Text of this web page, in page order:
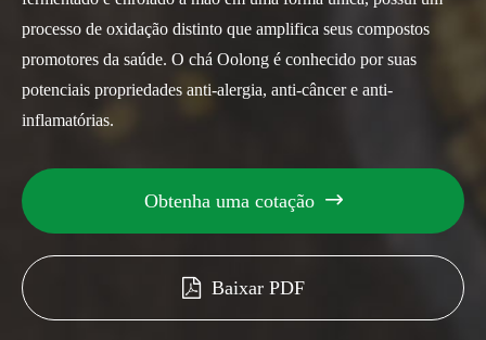
processo de oxidação distinto que amplifica seus compostos
promotores da saúde. O chá Oolong é conhecido por suas
potenciais propriedades anti-alergia, anti-câncer e anti-
inflamatórias.
Obtenha uma cotação 
Baixar PDF